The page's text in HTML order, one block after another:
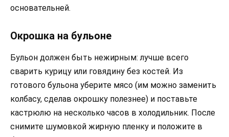
основательней.
Окрошка на бульоне
Бульон должен быть нежирным: лучше всего
сварить курицу или говядину без костей. Из
готового бульона уберите мясо (им можно заменить
колбасу, сделав окрошку полезнее) и поставьте
кастрюлю на несколько часов в холодильник. После
снимите шумовкой жирную пленку и положите в